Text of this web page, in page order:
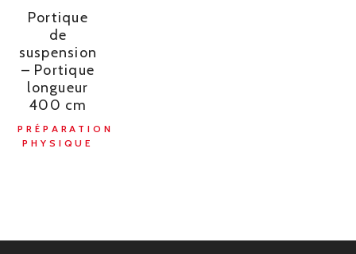
Portique
de
suspension
– Portique
longueur
400 cm
PRÉPARATION
PHYSIQUE